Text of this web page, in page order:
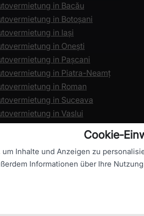
in Bacău
in Botoșani
in Iași
in Onești
in Pașcani
in Piatra-Neamț
in Roman
in Suceava
in Vaslui
Inhalte und Anzeigen zu
Informationen über Ihre